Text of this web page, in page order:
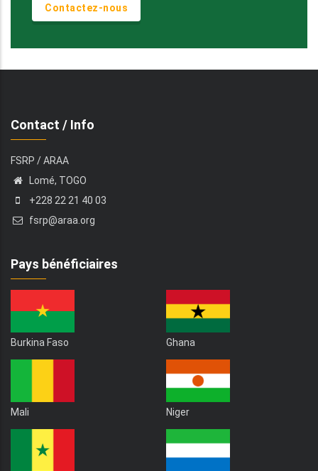
Contactez-nous
Contact / Info
FSRP / ARAA
Lomé, TOGO
+228 22 21 40 03
fsrp@araa.org
Pays bénéficiaires
Burkina Faso Ghana
Mali Niger